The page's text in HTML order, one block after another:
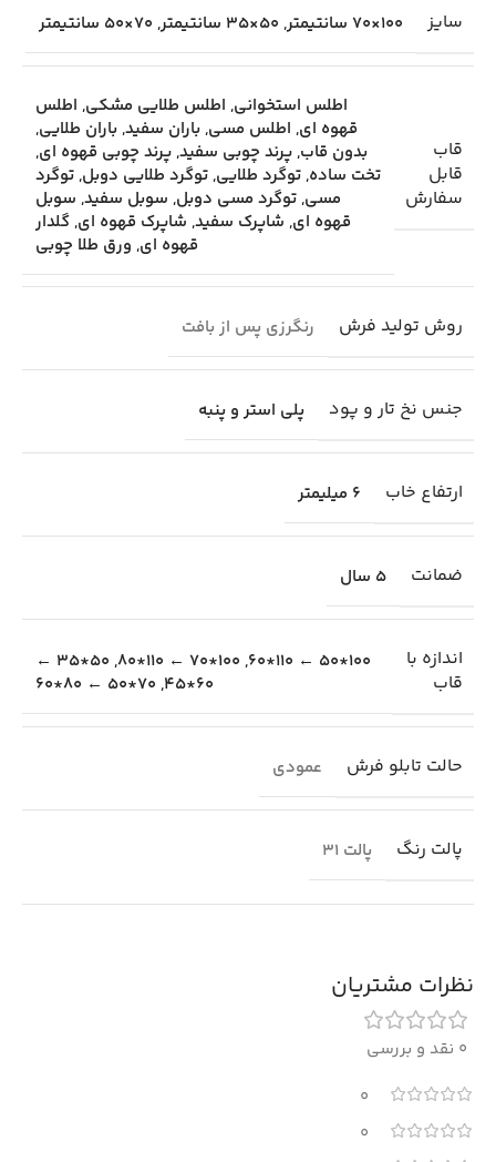
سایز 100×70 سانتیمتر , 50×35 سانتیمتر , 70×50 سانتیمتر
قاب
قابل
سفارش
اطلس استخوانی, اطلس طلایی مشکی, اطلس
قهوه ای, اطلس مسی,باران سفید,باران طلایی,
بدون قاب,پرند چوبی سفید,پرند چوبی قهوه ای,
تخت ساده,توگرد طلایی,توگرد طلایی دوبل,توگرد
مسی,توگرد مسی دوبل, سوبل سفید, سوبل
قهوه ای, شاپرک سفید, شاپرک قهوه ای,گلدار
قهوه ای, ورق طلا چوبی
روش تولید فرش رنگرزی پس از بافت
جنس نخ تار و پود پلی استر و پنبه
ارتفاع خاب 6 میلیمتر
ضمانت 5 سال
اندازه با
قاب
100*50 ← 110*60
,
100*70 ← 110*80
,
50*35 ←
60*45
,
70*50 ← 80*60
حالت تابلو فرش عمودی
پالت رنگ پالت 31
نظرات مشتریان
0 نقد و بررسی
0
0